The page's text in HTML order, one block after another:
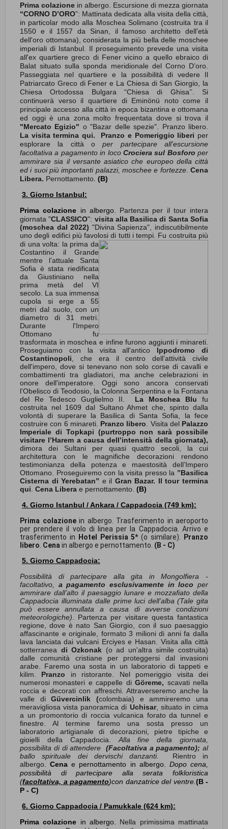
Prima colazione in albergo. Escursione di mezza giornata
“CORNO D’ORO”: Mattinata dedicata alla visita della città,
in particolar modo alla Moschea Solimano (costruita tra il
1550 e il 1557 da Sinan, il famoso architetto dell'età
dell'oro ottomana), considerata la più bella delle moschee
imperiali di Istanbul. Il proseguimento prevede una visita
all'ex quartiere greco di Fener vicino a quello ebraico di
Balat situato sulla sponda meridionale del Corno D’oro.
Passeggiata nel quartiere e la possibilità di vedere Il
Patriarcato Greco di Fener e La Chiesa di San Giorgio, la
Chiesa Ortodossa Bulgara “Chiesa di Ghisa’’. Si
continuerà verso il quartiere di Eminönü noto come il
principale accesso alla città in epoca bizantina e ottomana
ed oggi è una zona molto frequentata dove si trova il
"Mercato Egizio" o "Bazar delle spezie".
Pranzo libero.
La visita termina qui.
Pranzo e Pomeriggio liberi per
esplorare la città oper partecipare all'escursione
facoltativa a pagamento in loco Crociera sul Bosforo per
ammirare sia il versante asiatico che europeo della città
ed i suoi più importanti palazzi, moschee e fortezze.Cena
Libera. Pernottamento (B)
3. Giorno Istanbul:
Prima colazione in albergo. Partenza per il tour intera
giornata "CLASSICO": visita alla Basilica di Santa Sofia
(moschea dal 2022) "Divina Sapienza", indiscutibilmente
uno degli edifici più favolosi di tutti i tempi. Fu costruita più
di una volta: la prima da
Costantino il Grande
mentre l’attuale Santa
Sofia è stata riedificata
da Giustiniano nella
prima metà del VI
secolo. La sua immensa
cupola si erge a 55
metri dal suolo, con un
diametro di 31 metri.
Durante l'Impero
Ottomano fu
trasformata in moschea e infine furono aggiunti i minareti.
Proseguiamo con la visita all'antico Ippodromo di
Costantinopoli , che era il centro dell'attività civile
dell'impero, dove si tenevano non solo corse di cavalli e
combattimenti tra gladiatori, ma anche celebrazioni in
onore dell'imperatore. Oggi sono ancora conservati
l'Obelisco di Teodosio, la Colonna Serpentina e la Fontana
del Re Tedesco Guglielmo II. La Moschea Blu fu
costruita nel 1609 dal Sultano Ahmet che, spinto dalla
volontà di superare la Basilica di Santa Sofia, la fece
costruire con 6 minareti. Pranzo libero . Visita del Palazzo
Imperiale di Topkapi (purtroppo non sarà possibile
visitare l’Harem a causa dell’intensità della giornata),
dimora dei Sultani per quasi quattro secoli, la cui
architettura con le magnifiche decorazioni rendono
testimonianza della potenza e maestosità dell’Impero
Ottomano. Proseguiremo con la visita presso la ’’Basilica
Cisterna di Yerebatan’’ e il Gran Bazar. Il tour termina
qui Cena Libera e pernottamento. (B)
4. Giorno Istanbul / Ankara / Cappadocia (749 km):
Prima colazionein albergo. Trasferimento in aeroporto
per prendere il volo di linea per la Cappadocia. Arrivo e
trasferimento in
Hotel Perissia 5*(o similare).
Pranzo
libero Cena in albergo e pernottamento. (B - C)
5. Giorno Cappadocia:
Possibilità di partecipare alla gita in Mongolfiera -
facoltativo, a pagamento esclusivamente in loco per
ammirare dall’alto il paesaggio lunare e mozzafiato della
Cappadocia illuminata dalle prime luci dell’alba (Tale gita
può essere annullata a causa di avverse condizioni
meteorologiche) . Partenza per visitare questa fantastica
regione, dove è nato San Giorgio, con il suo paesaggio
affascinante e originale, formato 3 milioni di anni fa dalla
lava lanciata dai vulcani Erciyes e Hasan. Visita alla città
sotterranea di Ozkonak (o ad un'altra simile costruita)
dalle comunità cristiane per proteggersi dal invasioni
arabe. Faremo una sosta in un laboratorio di tappeti e
kilim. Pranzo in ristorante. Nel pomeriggio visita dei
numerosi monasteri e cappelle diGöreme, scavati nella
roccia e decorati con affreschi. Attraverseremo anche la
valle diGüvercinlik (colombaia) e ammireremo una
meravigliosa vista panoramica di Uchisar, situato in cima
a un promontorio di roccia vulcanica forato da tunnel e
finestre. Al termine faremo una sosta presso un
laboratorio artigianale di decorazioni, pietre tipiche e
gioielli della Cappadocia. Alla fine della giornata,
possibilita di di attendere
(Facoltativa a pagamento); al
ballo spirituale dei dervischi danzanti.
Rientro in
albergo .Cena e pernottamento in albergo. Dopo cena,
possibilità di partecipare alla serata folkloristica
(facoltativa, a pagamento)con danzatrice del ventre. (B -
P - C)
6. Giorno Cappadocia / Pamukkale (624 km):
Prima colazione in albergo. Nella primissima mattinata